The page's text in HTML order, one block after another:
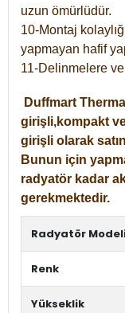
uzun ömürlüdür.
10-Montaj
yapmayan hafif
11-Delinmelere
Duffmart Therma
girişli,kompakt
girişli olarak
Bunun için
radyatör kadar
gerekmektedir.
Radyatör
Renk
Yükseklik